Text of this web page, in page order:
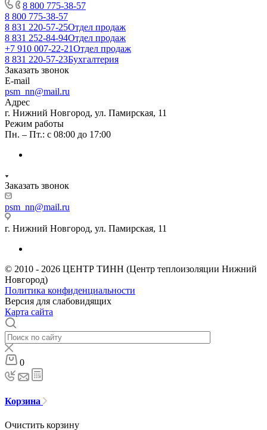
8 800 775-38-57
8 800 775-38-57
8 831 220-57-25Отдел продаж
8 831 252-84-94Отдел продаж
+7 910 007-22-21Отдел продаж
8 831 220-57-23Бухгалтерия
Заказать звонок
E-mail
psm_nn@mail.ru
Адрес
г. Нижний Новгород, ул. Памирская, 11
Режим работы
Пн. – Пт.: с 08:00 до 17:00
Заказать звонок
psm_nn@mail.ru
г. Нижний Новгород, ул. Памирская, 11
© 2010 - 2026 ЦЕНТР ТИНН (Центр теплоизоляции Нижний
Новгород)
Политика конфиденциальности
Версия для слабовидящих
Карта сайта
0
Корзина
Очистить корзину